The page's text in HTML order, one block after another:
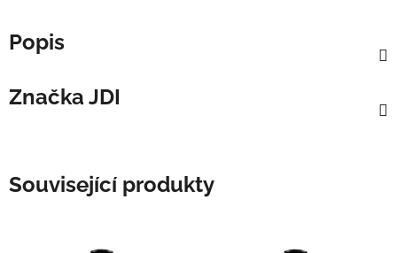
Popis
Značka JDI
Související produkty